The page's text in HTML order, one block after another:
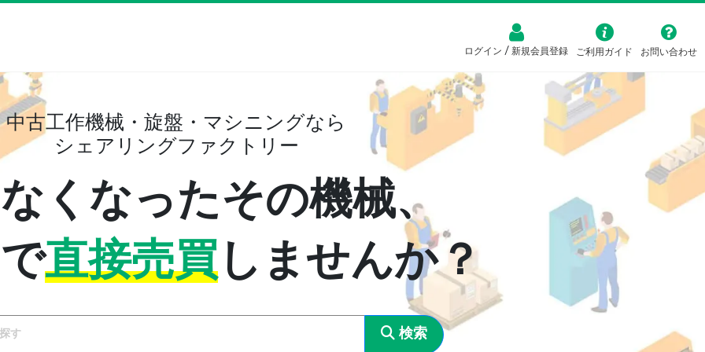
ログイン / 新規会員登録 ご利用ガイド お問い合わせ
中古工作機械・旋盤・マシニングなら
シェアリングファクトリー
くなったその機械、
直接売買 しませんか？
検索